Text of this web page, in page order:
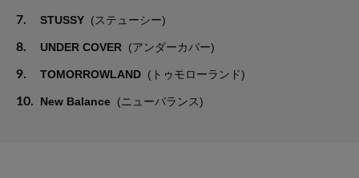
7. STUSSY (ステューシー)
8. UNDER COVER (アンダーカバー)
9. TOMORROWLAND (トゥモローランド)
10. New Balance (ニューバランス)